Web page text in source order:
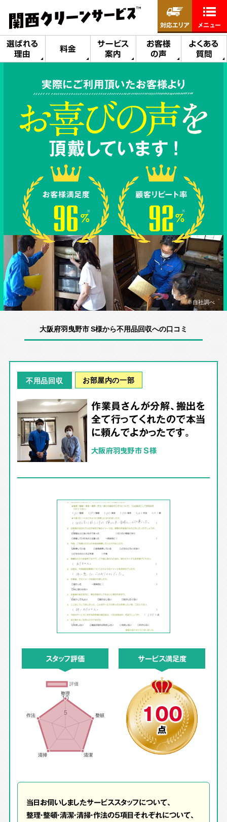
選ばれる
理由
料金
サービス
案内
お客様
の声
よくある
質問
対応エリア メニュー
実際にご利用頂いたお客様より
※自社調べ
大阪府羽曳野市 S様から不用品回収への口コミ
不用品回収 お部屋内の一部
作業員さんが分解、搬出を
全て行ってくれたので本当
に頼んでよかったです。
大阪府羽曳野市 S様
スタッフ評価 サービス満足度
100
点
当日お伺いしましたサービススタッフについて、
整理・整頓・清潔・清掃・作法の5項目それぞれについて、